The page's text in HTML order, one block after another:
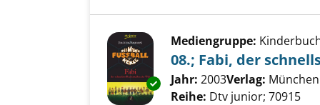
Exemplar-Details von 08.;
Mediengruppe:
08.; Fabi, der
Suche nach diesem
Jahr: 2003Verlag:
Reihe: Dtv junior; 70915